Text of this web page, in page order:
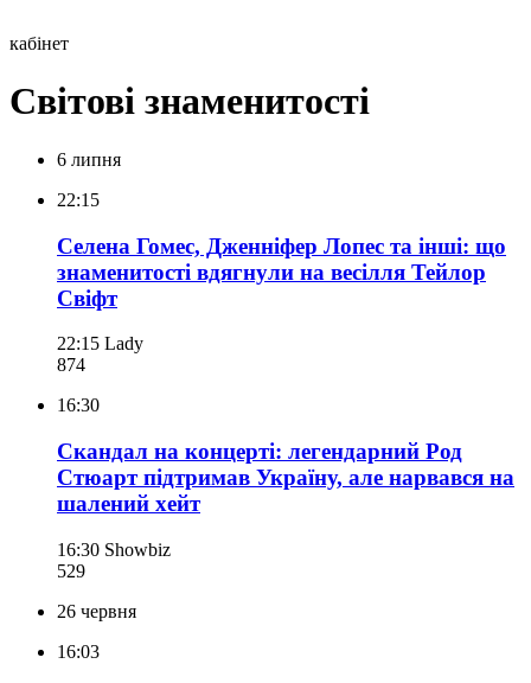
кабінет
Світові знаменитості
6 липня
22:15
Селена Гомес, Дженніфер Лопес та інші: що
знаменитості вдягнули на весілля Тейлор
Свіфт
22:15 Lady
874
16:30
Скандал на концерті: легендарний Род
Стюарт підтримав Україну, але нарвався на
шалений хейт
16:30 Showbiz
529
26 червня
16:03